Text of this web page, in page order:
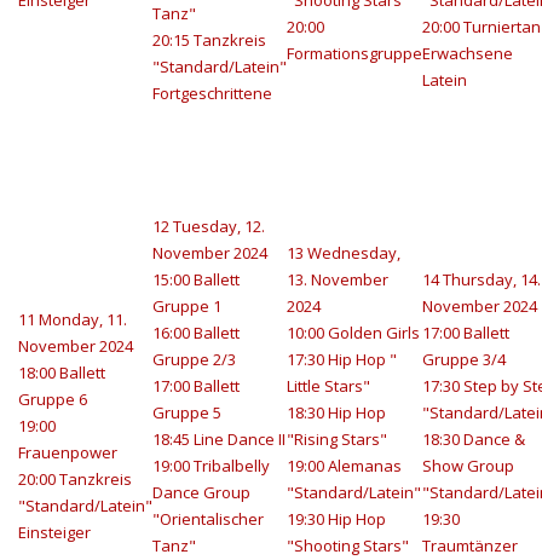
Tanz"
20:15 Tanzkreis
"Standard/Latein"
Fortgeschrittene
20:00
Formationsgruppe
20:00
Erwachsene
Latein
11 Monday, 11.
November 2024
18:00 Ballett
Gruppe 6
19:00
Frauenpower
20:00 Tanzkreis
"Standard/Latein"
Einsteiger
12Tuesday, 12.
November 2024
15:00 Ballett
Gruppe 1
16:00 Ballett
Gruppe 2/3
17:00 Ballett
Gruppe 5
18:45 Line Dance II
19:00 Tribalbelly
Dance Group
"Orientalischer
Tanz"
13 Wednesday,
13. November
2024
10:00 Golden Girls
17:30 Hip Hop "
Little Stars"
18:30 Hip Hop
"Rising Stars"
19:00 Alemanas
"Standard/Latein"
19:30 Hip Hop
"Shooting Stars"
14Thursday, 14.
November 2024
17:00 Ballett
Gruppe 3/4
17:30 Step by
"Standard/
18:30 Dance &
Show Group
"Standard/
19:30
Traumtänzer